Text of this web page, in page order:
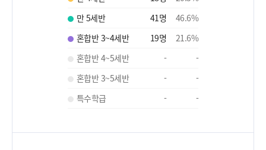
만 5세반
41명 46.6%
혼합반 3~4세반
19명 21.6%
혼합반 4~5세반
-
-
혼합반 3~5세반
-
-
특수학급
- -